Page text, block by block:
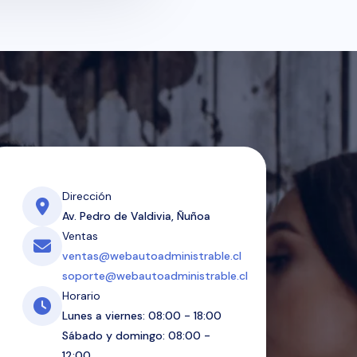
Dirección
Av. Pedro de Valdivia, Ñuñoa
Ventas
ventas@webautoadministrable.cl
soporte@webautoadministrable.cl
Horario
Lunes a viernes: 08:00 - 18:00
Sábado y domingo: 08:00 -